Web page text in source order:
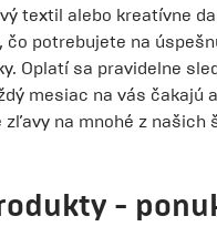
textil alebo kreatívne
čo potrebujete na
Oplatí sa pravidelne
mesiac na vás čakajú
zľavy na mnohé z našich
-